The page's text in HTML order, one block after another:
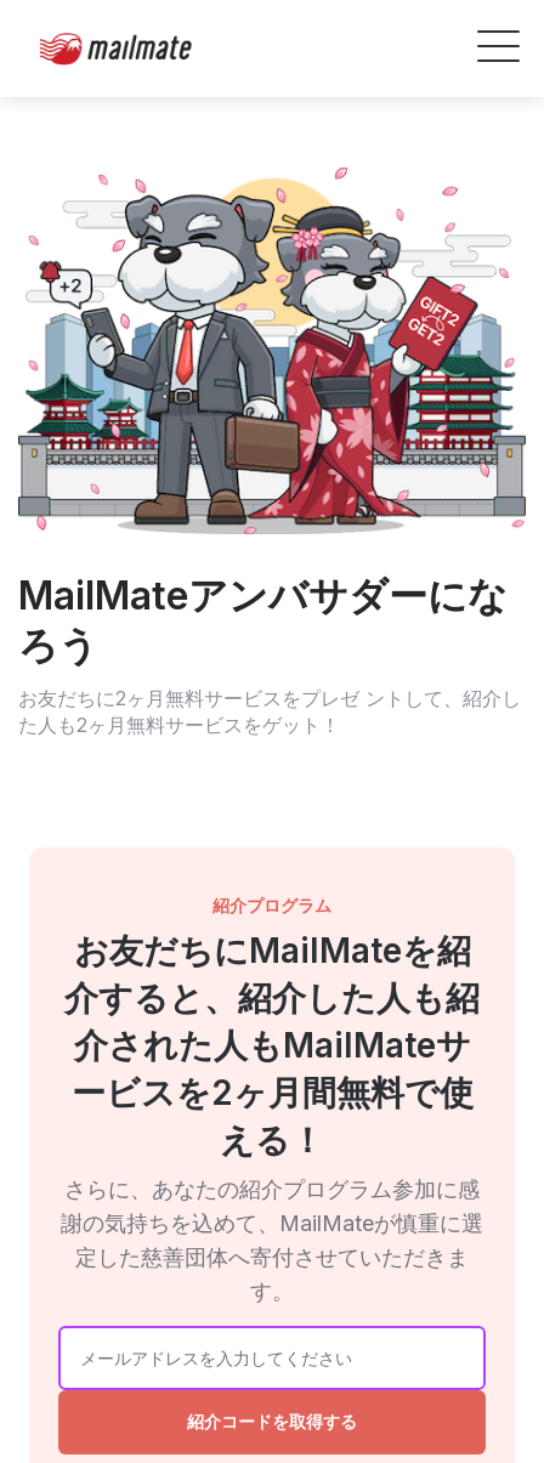
MailMateアンバサダーにな
ろう
お友だちに2ヶ月無料サービスをプレゼ ントして、紹介し
た人も2ヶ月無料サービスをゲット！
紹介プログラム
お友だちにMailMateを紹
介すると、紹介した人も紹
介された人もMailMateサ
ービスを2ヶ月間無料で使
える！
さらに、あなたの紹介プログラム参加に感
謝の気持ちを込めて、MailMateが慎重に選
定した慈善団体へ寄付させていただきま
す。
紹介コードを取得する